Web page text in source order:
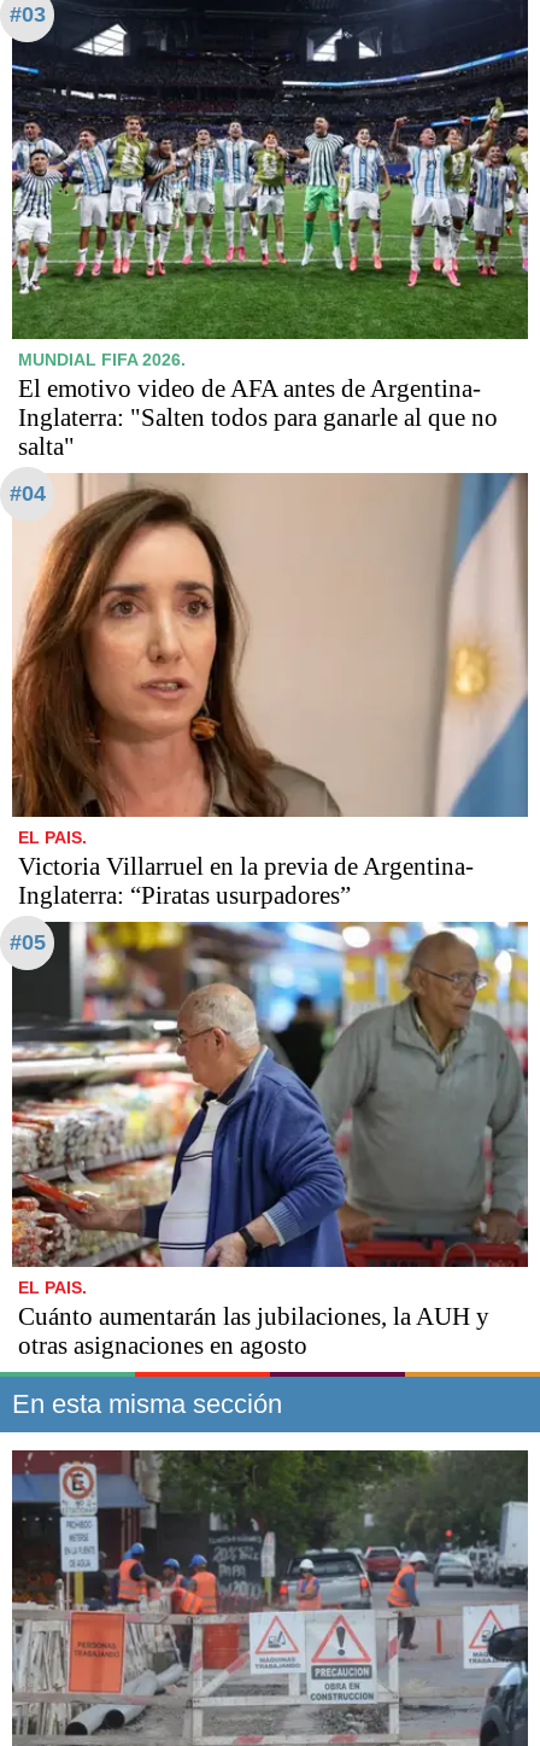
#03
MUNDIAL FIFA 2026.
El emotivo video de AFA antes de Argentina-
Inglaterra: "Salten todos para ganarle al que no
salta"
#04
EL PAIS.
Victoria Villarruel en la previa de Argentina-
Inglaterra: “Piratas usurpadores”
#05
EL PAIS.
Cuánto aumentarán las jubilaciones, la AUH y
otras asignaciones en agosto
En esta misma sección